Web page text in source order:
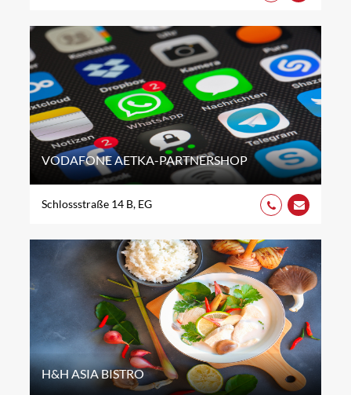
VODAFONE AETKA-PARTNERSHOP
Schlossstraße 14 B, EG
H&H ASIA BISTRO